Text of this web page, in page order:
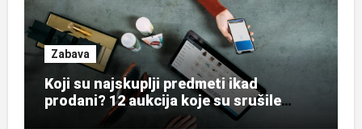
Zabava
Koji su najskuplji predmeti ikad
prodani? 12 aukcija koje su srušile